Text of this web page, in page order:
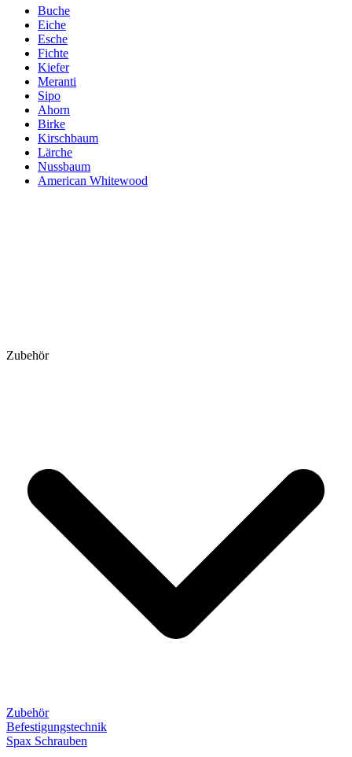
Buche
Eiche
Esche
Fichte
Kiefer
Meranti
Sipo
Ahorn
Birke
Kirschbaum
Lärche
Nussbaum
American Whitewood
Zubehör
Zubehör
Befestigungstechnik
Spax Schrauben